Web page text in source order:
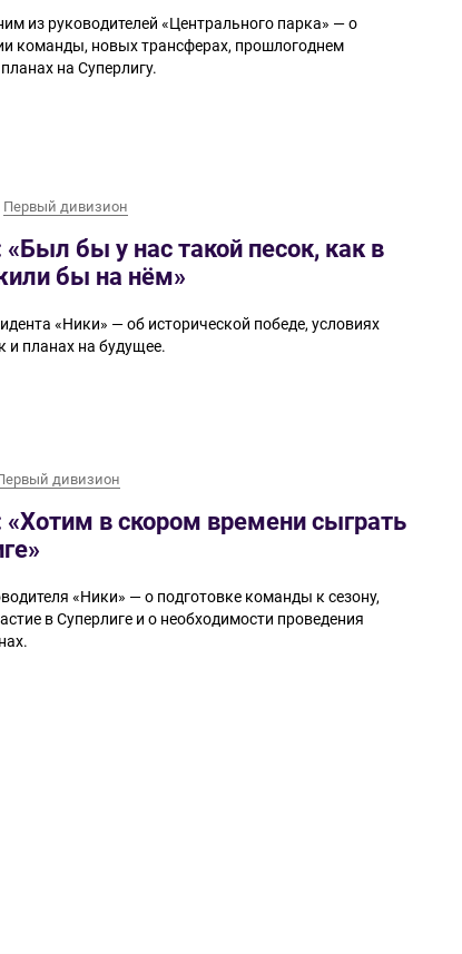
из руководителей «Центрального парка» — о
команды, новых трансферах, прошлогоднем
на Суперлигу.
Первый дивизион
бы у нас такой песок, как в
бы на нём»
«Ники» — об исторической победе, условиях
и планах на будущее.
дивизион
в скором времени сыграть
«Ники» — о подготовке команды к сезону,
в Суперлиге и о необходимости проведения